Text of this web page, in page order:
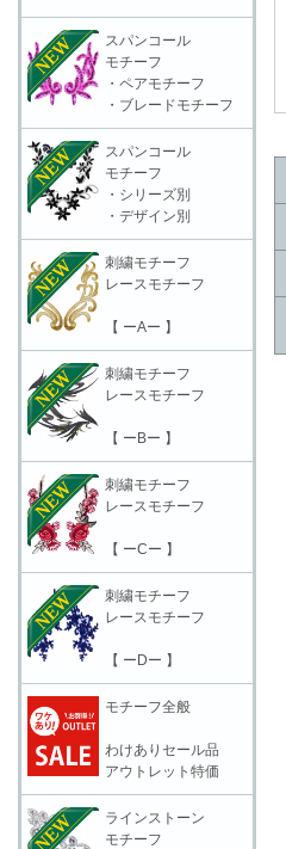
スパンコール
モチーフ
・ペアモチーフ
・ブレードモチーフ
スパンコール
モチーフ
・シリーズ別
・デザイン別
刺繍モチーフ
レースモチーフ
【 ーAー 】
刺繍モチーフ
レースモチーフ
【 ーBー 】
刺繍モチーフ
レースモチーフ
【 ーCー 】
刺繍モチーフ
レースモチーフ
【 ーDー 】
モチーフ全般
わけありセール品
アウトレット特価
ラインストーン
モチーフ